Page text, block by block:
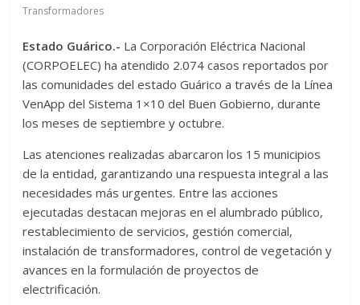
Transformadores
Estado Guárico.- La Corporación Eléctrica Nacional
(CORPOELEC) ha atendido 2.074 casos reportados por
las comunidades del estado Guárico a través de la Línea
VenApp del Sistema 1×10 del Buen Gobierno, durante
los meses de septiembre y octubre.
Las atenciones realizadas abarcaron los 15 municipios
de la entidad, garantizando una respuesta integral a las
necesidades más urgentes. Entre las acciones
ejecutadas destacan mejoras en el alumbrado público,
restablecimiento de servicios, gestión comercial,
instalación de transformadores, control de vegetación y
avances en la formulación de proyectos de
electrificación.